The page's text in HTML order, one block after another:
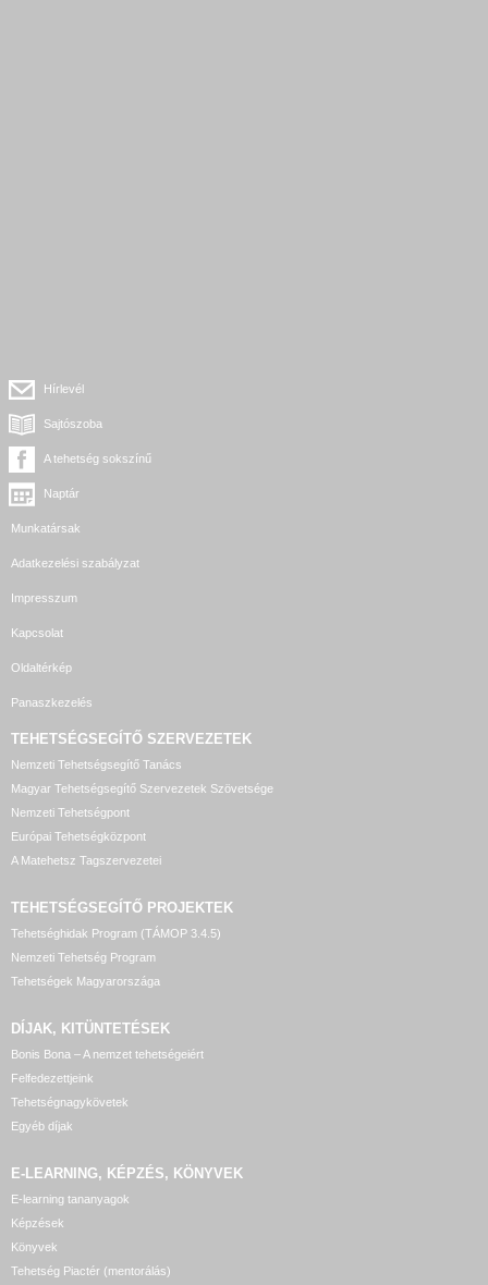
Hírlevél
Sajtószoba
A tehetség sokszínű
Naptár
Munkatársak
Adatkezelési szabályzat
Impresszum
Kapcsolat
Oldaltérkép
Panaszkezelés
TEHETSÉGSEGÍTŐ SZERVEZETEK
Nemzeti Tehetségsegítő Tanács
Magyar Tehetségsegítő Szervezetek Szövetsége
Nemzeti Tehetségpont
Európai Tehetségközpont
A Matehetsz Tagszervezetei
TEHETSÉGSEGÍTŐ PROJEKTEK
Tehetséghidak Program (TÁMOP 3.4.5)
Nemzeti Tehetség Program
Tehetségek Magyarországa
DÍJAK, KITÜNTETÉSEK
Bonis Bona – A nemzet tehetségeiért
Felfedezettjeink
Tehetségnagykövetek
Egyéb díjak
E-LEARNING, KÉPZÉS, KÖNYVEK
E-learning tananyagok
Képzések
Könyvek
Tehetség Piactér (mentorálás)